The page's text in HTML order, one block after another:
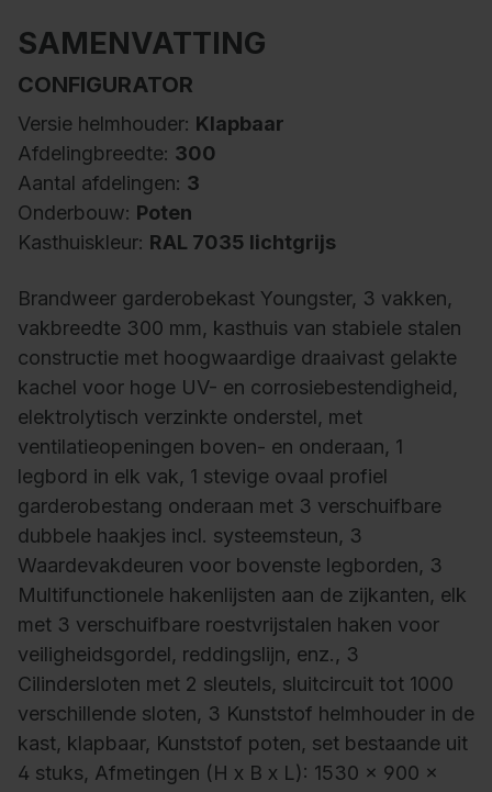
SAMENVATTING
CONFIGURATOR
Versie helmhouder: Klapbaar
Afdelingbreedte: 300
Aantal afdelingen: 3
Onderbouw: Poten
Kasthuiskleur: RAL 7035 lichtgrijs
Brandweer garderobekast Youngster, 3 vakken,
vakbreedte 300 mm, kasthuis van stabiele stalen
constructie met hoogwaardige draaivast gelakte
kachel voor hoge UV- en corrosiebestendigheid,
elektrolytisch verzinkte onderstel, met
ventilatieopeningen boven- en onderaan, 1
legbord in elk vak, 1 stevige ovaal profiel
garderobestang onderaan met 3 verschuifbare
dubbele haakjes incl. systeemsteun, 3
Waardevakdeuren voor bovenste legborden, 3
Multifunctionele hakenlijsten aan de zijkanten, elk
met 3 verschuifbare roestvrijstalen haken voor
veiligheidsgordel, reddingslijn, enz., 3
Cilindersloten met 2 sleutels, sluitcircuit tot 1000
verschillende sloten, 3 Kunststof helmhouder in de
kast, klapbaar, Kunststof poten, set bestaande uit
4 stuks, Afmetingen (H x B x L): 1530 x 900 x